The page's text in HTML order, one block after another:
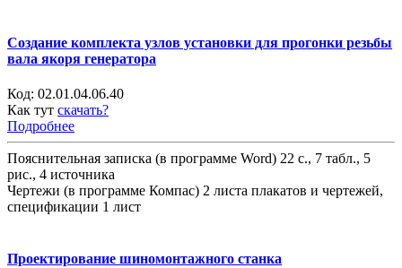
Создание комплекта узлов установки для прогонки резьбы
вала якоря генератора
Код: 02.01.04.06.40
Как тут скачать?
Подробнее
Пояснительная записка (в программе Word) 22 с., 7 табл., 5
рис., 4 источника
Чертежи (в программе Компас) 2 листа плакатов и чертежей,
спецификации 1 лист
Проектирование шиномонтажного станка